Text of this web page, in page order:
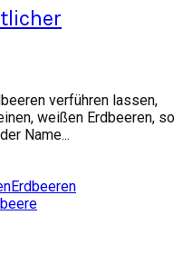
verführen lassen,
weißen Erdbeeren, so
Name...
Erdbeeren